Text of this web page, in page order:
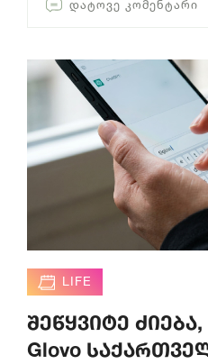
ᲓᲐᲢᲝᲕᲔ ᲙᲝᲛᲔᲜᲢᲐᲠᲘ
LIFE
შეწყვიტე
Glovo